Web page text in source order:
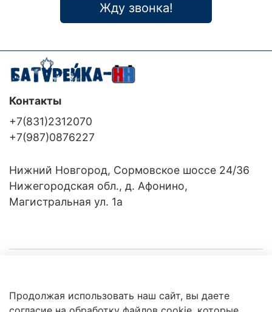
Жду звонка!
Клиентам
Контакты
+7(831)2312070
+7(987)0876227
Нижний Новгород, Сормовское шоссе 24/36
Нижегородская обл., д. Афонино,
Магистральная ул. 1а
Продолжая использовать наш сайт, вы даете